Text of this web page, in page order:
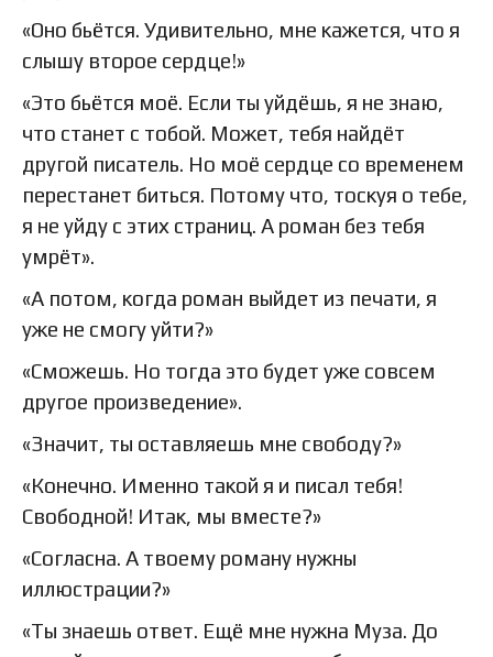
«Оно бьётся. Удивительно, мне кажется, что я
слышу второе сердце!»
«Это бьётся моё. Если ты уйдёшь, я не знаю,
что станет с тобой. Может, тебя найдёт
другой писатель. Но моё сердце со временем
перестанет биться. Потому что, тоскуя о тебе,
я не уйду с этих страниц. А роман без тебя
умрёт».
«А потом, когда роман выйдет из печати, я
уже не смогу уйти?»
«Сможешь. Но тогда это будет уже совсем
другое произведение».
«Значит, ты оставляешь мне свободу?»
«Конечно. Именно такой я и писал тебя!
Свободной! Итак, мы вместе?»
«Согласна. А твоему роману нужны
иллюстрации?»
«Ты знаешь ответ. Ещё мне нужна Муза. До